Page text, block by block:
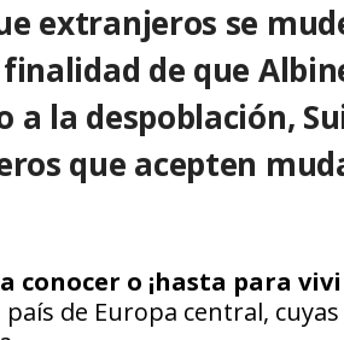
extranjeros se
de que
a la despoblación,
que acepten
conocer o ¡hasta para
país de Europa central,